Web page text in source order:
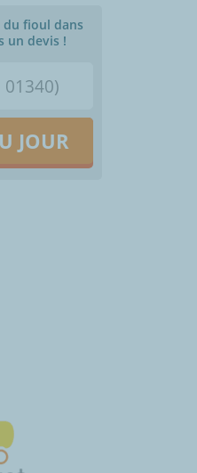
fioul dans
un devis !
JOUR